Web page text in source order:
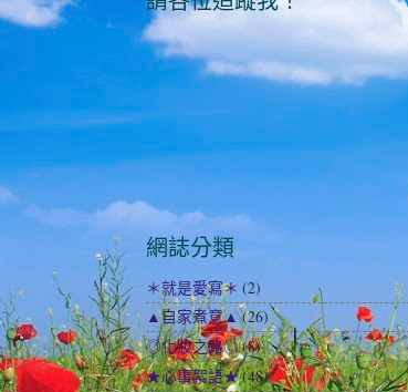
網誌分類
＊就是愛寫＊ (2)
▲自家煮意▲(26)
◎化妝之路◎(8)
★心事絮語★(48)